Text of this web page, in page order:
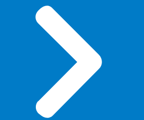
Ik heb daar ook ontzettend veel
om te begrijpen hoe zo'n sector
zit, en waar je op moest letten, en
maar de historische groundlayers
fundamenten zijn van zo'n sector.